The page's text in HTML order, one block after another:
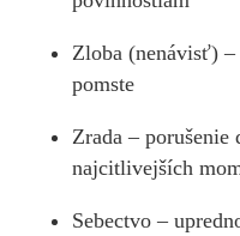
Zloba (nenávisť)
pomste
Zrada – porušenie
najcitlivejších
Sebectvo –